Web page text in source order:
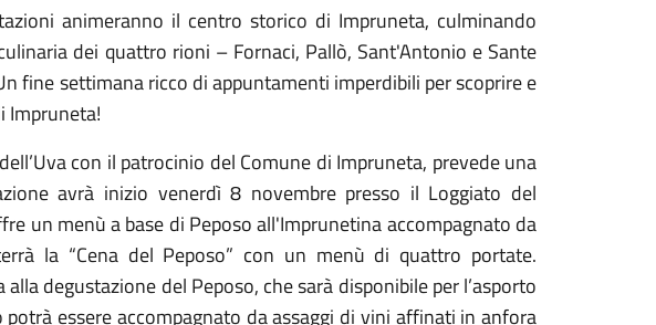
animeranno il centro storico di Impruneta, culminando
dei quattro rioni – Fornaci, Pallò, Sant'Antonio e Sante
fine settimana ricco di appuntamenti imperdibili per scoprire e
Impruneta!
con il patrocinio del Comune di Impruneta, prevede una
avrà inizio venerdì 8 novembre presso il Loggiato del
un menù a base di Peposo all'Imprunetina accompagnato da
la “Cena del Peposo” con un menù di quattro portate.
degustazione del Peposo, che sarà disponibile per l’asporto
essere accompagnato da assaggi di vini affinati in anfora